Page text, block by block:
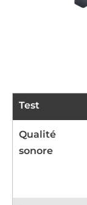
Test
Qualité
sonore